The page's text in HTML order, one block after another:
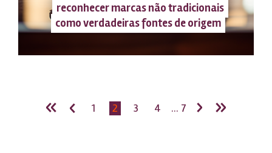
reconhecer marcas não tradicionais
como verdadeiras fontes de origem
« ‹ 1 2 3 4 ... 7 › »